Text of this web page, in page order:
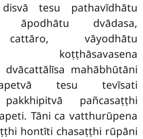
tesu pathavīdhātu
āpodhātu dvādasa,
vāyodhātu
koṭṭhāsavasena
dvācattālīsa mahābhūtāni
tesu tevīsati
pañcasaṭṭhi
Tāni ca vatthurūpena
hontīti chasaṭṭhi rūpāni